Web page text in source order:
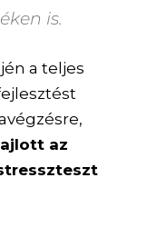
is.
a teljes
az